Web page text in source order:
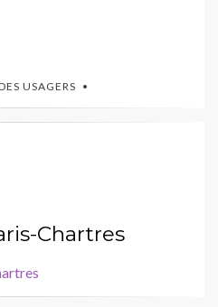
USAGERS
Chartres